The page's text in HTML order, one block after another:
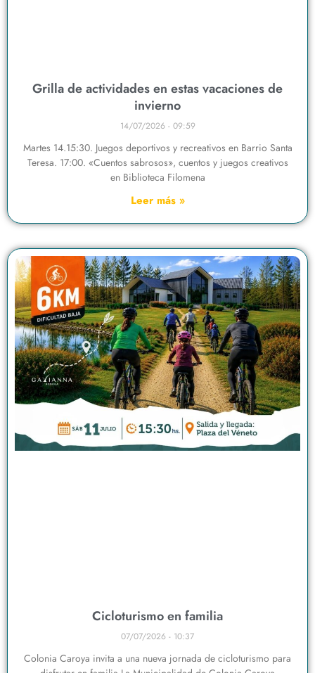
Grilla de actividades en estas vacaciones de
invierno
14/07/2026 09:59
Martes 14.15:30. Juegos deportivos y recreativos en Barrio Santa
Teresa. 17:00. «Cuentos sabrosos», cuentos y juegos creativos
en Biblioteca Filomena
Leer más »
Cicloturismo en familia
07/07/2026 10:37
Colonia Caroya invita a una nueva jornada de cicloturismo para